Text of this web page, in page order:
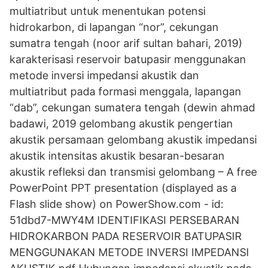
multiatribut untuk menentukan potensi
hidrokarbon, di lapangan “nor”, cekungan
sumatra tengah (noor arif sultan bahari, 2019)
karakterisasi reservoir batupasir menggunakan
metode inversi impedansi akustik dan
multiatribut pada formasi menggala, lapangan
“dab”, cekungan sumatera tengah (dewin ahmad
badawi, 2019 gelombang akustik pengertian
akustik persamaan gelombang akustik impedansi
akustik intensitas akustik besaran-besaran
akustik refleksi dan transmisi gelombang – A free
PowerPoint PPT presentation (displayed as a
Flash slide show) on PowerShow.com - id:
51dbd7-MWY4M IDENTIFIKASI PERSEBARAN
HIDROKARBON PADA RESERVOIR BATUPASIR
MENGGUNAKAN METODE INVERSI IMPEDANSI